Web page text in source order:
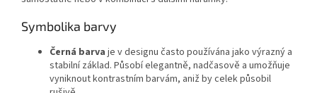
Symbolika barvy
Černá barva je v designu často používána jako výrazný a
stabilní základ. Působí elegantně, nadčasově a umožňuje
vyniknout kontrastním barvám, aniž by celek působil